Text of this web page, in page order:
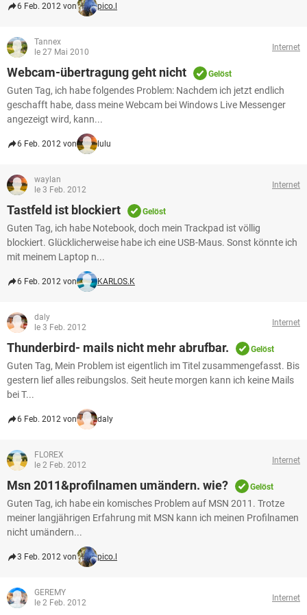
6 Feb. 2012 von pico.l
Tannex
le 27 Mai 2010
Internet
Webcam-übertragung geht nicht Gelöst
Guten Tag, ich habe folgendes Problem: Nachdem ich jetzt endlich
geschafft habe, dass meine Webcam bei Windows Live Messenger
angezeigt wird, kann...
6 Feb. 2012 von lulu
waylan
le 3 Feb. 2012
Internet
Tastfeld ist blockiert Gelöst
Guten Tag, ich habe Notebook, doch mein Trackpad ist völlig
blockiert. Glücklicherweise habe ich eine USB-Maus. Sonst könnte ich
mit meinem Laptop n...
6 Feb. 2012 von KARLOS.K
daly
le 3 Feb. 2012
Internet
Thunderbird- mails nicht mehr abrufbar. Gelöst
Guten Tag, Mein Problem ist eigentlich im Titel zusammengefasst. Bis
gestern lief alles reibungslos. Seit heute morgen kann ich keine Mails
bei T...
6 Feb. 2012 von daly
FLOREX
le 2 Feb. 2012
Internet
Msn 2011&profilnamen umändern. wie? Gelöst
Guten Tag, ich habe ein komisches Problem auf MSN 2011. Trotze
meiner langjährigen Erfahrung mit MSN kann ich meinen Profilnamen
nicht umändern...
3 Feb. 2012 von pico.l
GEREMY
le 2 Feb. 2012
Internet